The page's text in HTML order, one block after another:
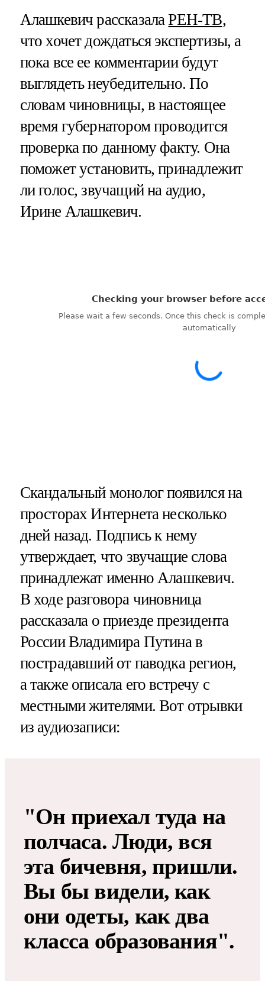
Алашкевич рассказалаРЕН-ТВ,
что хочет дождаться экспертизы, а
пока все ее комментарии будут
выглядеть неубедительно. По
словам чиновницы, в настоящее
время губернатором проводится
проверка по данному факту. Она
поможет установить, принадлежит
ли голос, звучащий на аудио,
Ирине Алашкевич.
Скандальный монолог появился на
просторах Интернета несколько
дней назад. Подпись к нему
утверждает, что звучащие слова
принадлежат именно Алашкевич.
В ходе разговора чиновница
рассказала о приезде президента
России Владимира Путина в
пострадавший от паводка регион,
а также описала его встречу с
местными жителями. Вот отрывки
из аудиозаписи:
"Он приехал туда на
полчаса. Люди, вся
эта бичевня, пришли.
Вы бы видели, как
они одеты, как два
класса образования".